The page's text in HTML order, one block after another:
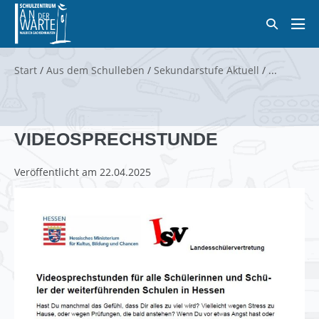
Zum
Inhalt
springen
Suche-
Start / Aus dem Schulleben / Sekundarstufe Aktuell /
VIDEOSPRECHSTUNDE
Veröffentlicht am 22.04.2025